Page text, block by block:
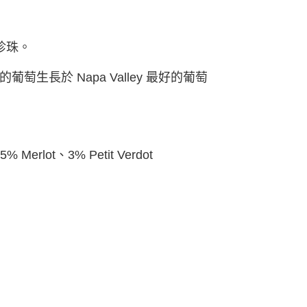
。
葡萄生⻑於 Napa Valley 最好的葡萄
Merlot、3% Petit Verdot